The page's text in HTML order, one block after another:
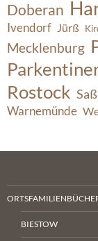
Doberan
Ivendorf Jürß
Mecklenburg
Rostock Saß
Warnemünde
BIESTOW